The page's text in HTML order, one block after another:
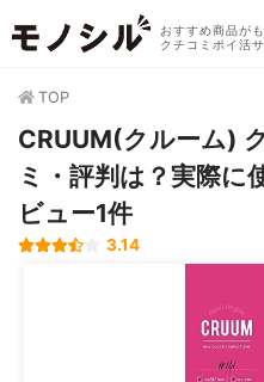
おすすめ商品が
クチコミポイ活
TOP
CRUUM(クルーム)
ミ・評判は？実際に
ビュー1件
3.14